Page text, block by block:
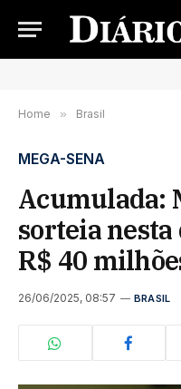
Home » Brasil
MEGA-SENA
Acumulada:
sorteia
R$ 40
26/06/2025, 08:57 BRASIL